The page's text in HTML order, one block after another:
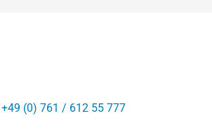
+49 (0) 761 / 612 55 777